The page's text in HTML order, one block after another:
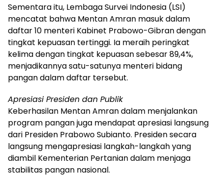
Sementara itu, Lembaga Survei Indonesia (LSI)
mencatat bahwa Mentan Amran masuk dalam
daftar 10 menteri Kabinet Prabowo-Gibran dengan
tingkat kepuasan tertinggi. Ia meraih peringkat
kelima dengan tingkat kepuasan sebesar 89,4%,
menjadikannya satu-satunya menteri bidang
pangan dalam daftar tersebut.
Apresiasi Presiden dan Publik
Keberhasilan Mentan Amran dalam menjalankan
program pangan juga mendapat apresiasi langsung
dari Presiden Prabowo Subianto. Presiden secara
langsung mengapresiasi langkah-langkah yang
diambil Kementerian Pertanian dalam menjaga
stabilitas pangan nasional.